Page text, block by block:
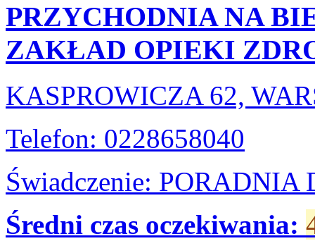
PRZYCHODNIA NA
ZAKŁAD OPIEKI
KASPROWICZA 62,
Telefon: 0228658040
Świadczenie:
Średni czas oczekiwania: